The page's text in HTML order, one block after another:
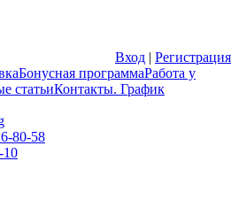
Вход | Регистрация
Бонусная программаРабота у
статьиКонтакты. График
80-58
10